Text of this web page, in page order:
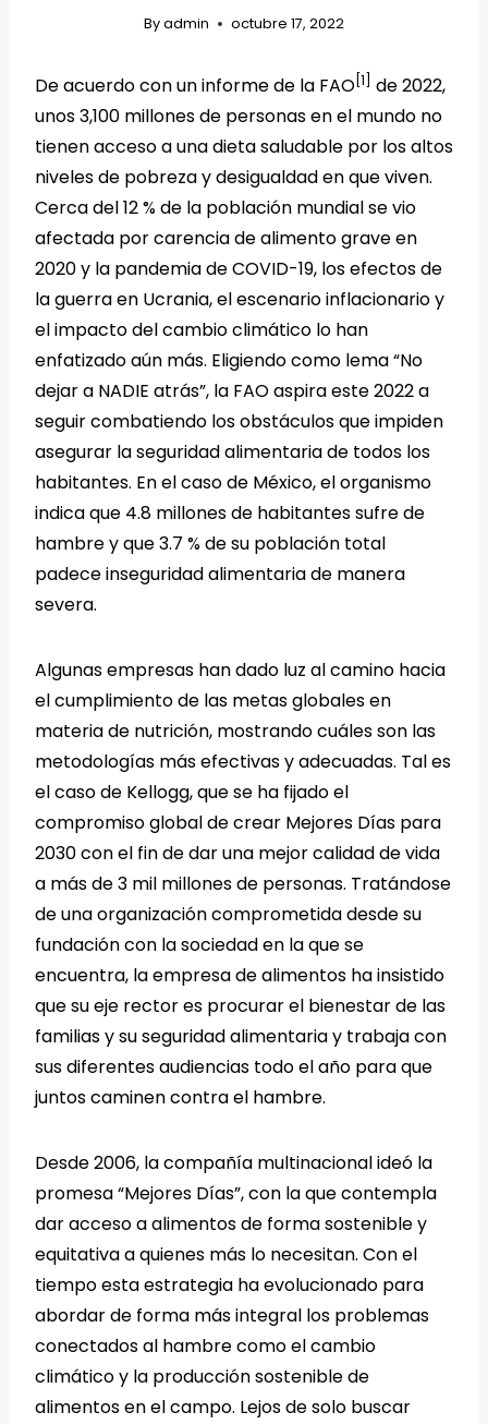
Byadmin octubre 17, 2022
De acuerdo con un informe de la FAO [1]
de 2022,
unos 3,100 millones de personas en el mundo no
tienen acceso a una dieta saludable por los altos
niveles de pobreza y desigualdad en que viven.
Cerca del 12 % de la población mundial se vio
afectada por carencia de alimento grave en
2020 y la pandemia de COVID-19, los efectos de
la guerra en Ucrania, el escenario inflacionario y
el impacto del cambio climático lo han
enfatizado aún más. Eligiendo como lema “No
dejar a NADIE atrás”, la FAO aspira este 2022 a
seguir combatiendo los obstáculos que impiden
asegurar la seguridad alimentaria de todos los
habitantes. En el caso de México, el organismo
indica que 4.8 millones de habitantes sufre de
hambre y que 3.7 % de su población total
padece inseguridad alimentaria de manera
severa.
Algunas empresas han dado luz al camino hacia
el cumplimiento de las metas globales en
materia de nutrición, mostrando cuáles son las
metodologías más efectivas y adecuadas. Tal es
el caso de Kellogg, que se ha fijado el
compromiso global de crear Mejores Días para
2030 con el fin de dar una mejor calidad de vida
a más de 3 mil millones de personas. Tratándose
de una organización comprometida desde su
fundación con la sociedad en la que se
encuentra, la empresa de alimentos ha insistido
que su eje rector es procurar el bienestar de las
familias y su seguridad alimentaria y trabaja con
sus diferentes audiencias todo el año para que
juntos caminen contra el hambre.
Desde 2006, la compañía multinacional ideó la
promesa “Mejores Días”, con la que contempla
dar acceso a alimentos de forma sostenible y
equitativa a quienes más lo necesitan. Con el
tiempo esta estrategia ha evolucionado para
abordar de forma más integral los problemas
conectados al hambre como el cambio
climático y la producción sostenible de
alimentos en el campo. Lejos de solo buscar